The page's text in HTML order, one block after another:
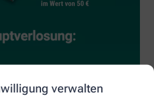
verwalten